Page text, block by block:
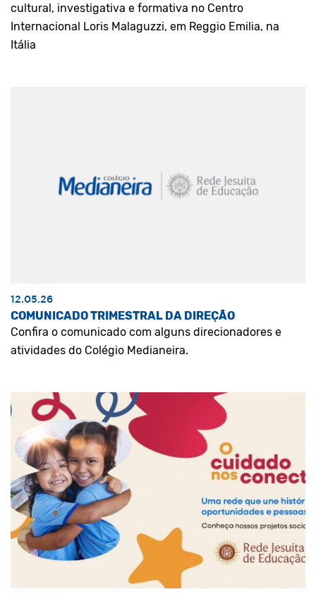
cultural, investigativa e formativa no Centro
Internacional Loris Malaguzzi, em Reggio Emilia, na
Itália
12.05.26
COMUNICADO TRIMESTRAL DA DIREÇÃO
Confira o comunicado com alguns direcionadores e
atividades do Colégio Medianeira.